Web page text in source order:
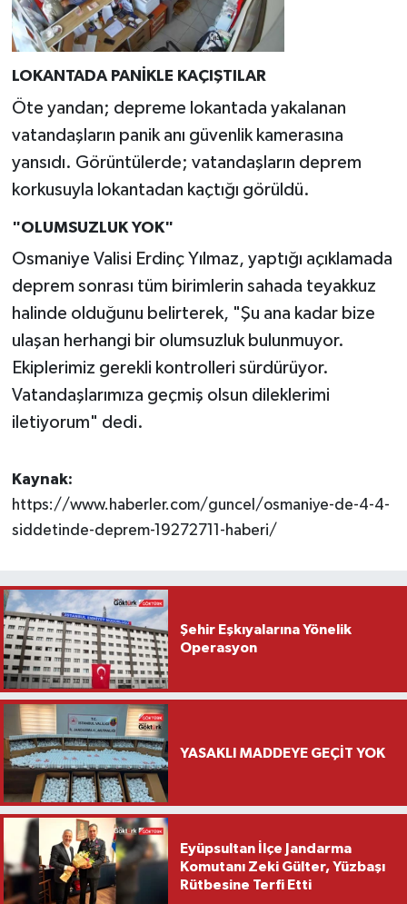
LOKANTADA PANİKLE KAÇIŞTILAR
Öte yandan; depreme lokantada yakalanan
vatandaşların panik anı güvenlik kamerasına
yansıdı. Görüntülerde; vatandaşların deprem
korkusuyla lokantadan kaçtığı görüldü.
"OLUMSUZLUK YOK"
Osmaniye Valisi Erdinç Yılmaz, yaptığı açıklamada
deprem sonrası tüm birimlerin sahada teyakkuz
halinde olduğunu belirterek, "Şu ana kadar bize
ulaşan herhangi bir olumsuzluk bulunmuyor.
Ekiplerimiz gerekli kontrolleri sürdürüyor.
Vatandaşlarımıza geçmiş olsun dileklerimi
iletiyorum" dedi.
Kaynak:
https://www.haberler.com/guncel/osmaniye-de-4-4-
siddetinde-deprem-19272711-haberi/
Şehir Eşkıyalarına Yönelik
Operasyon
YASAKLI MADDEYE GEÇİT YOK
Eyüpsultan İlçe Jandarma
Komutanı Zeki Gülter, Yüzbaşı
Rütbesine Terfi Etti